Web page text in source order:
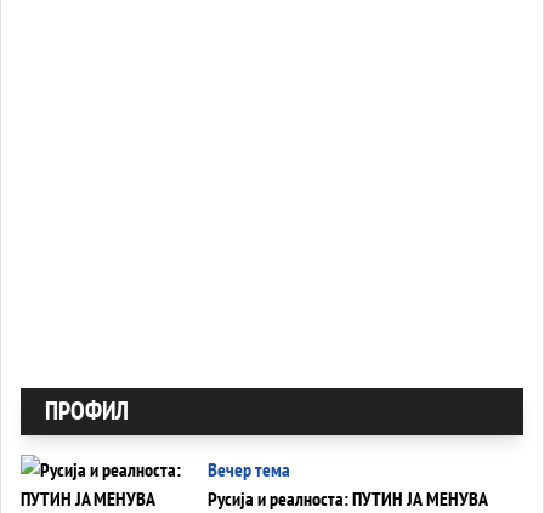
ПРОФИЛ
Вечер тема
Русија и реалноста: ПУТИН ЈА МЕНУВА